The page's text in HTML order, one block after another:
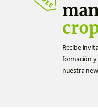
Recibe
formación y
nuestra